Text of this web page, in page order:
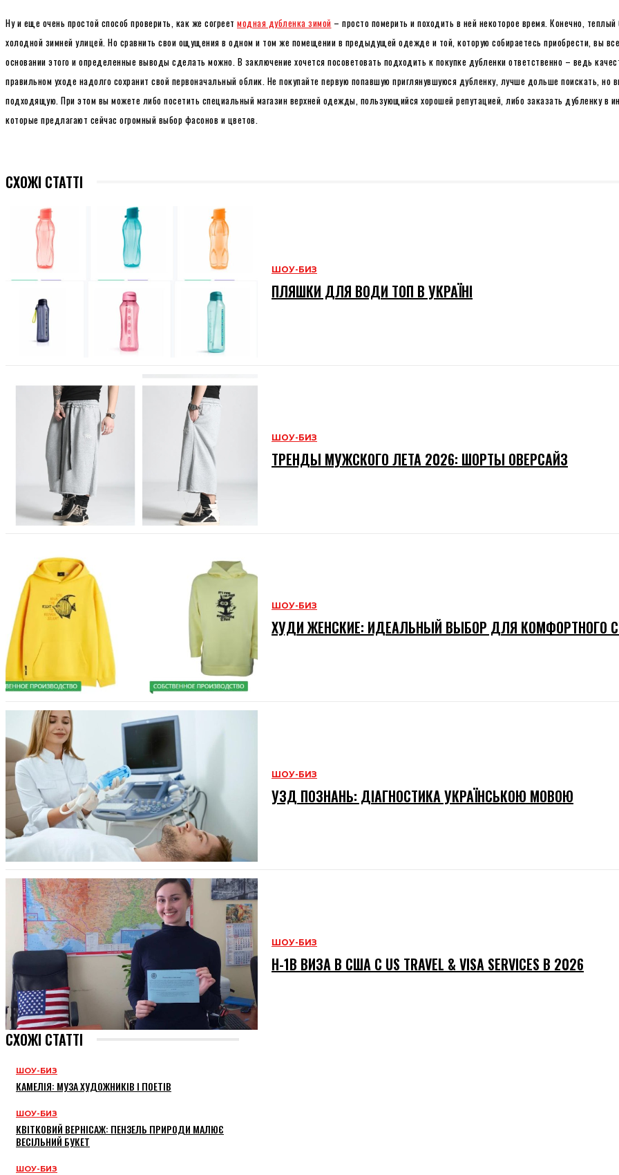
Ну и еще очень простой способ проверить, как же согреет модная дубленка зимой – просто померить и походить в ней некоторое время. Конечно, теплый
холодной зимней улицей. Но сравнить свои ощущения в одном и том же помещении в предыдущей одежде и той, которую собираетесь приобрести, вы
основании этого и определенные выводы сделать можно. В заключение хочется посоветовать подходить к покупке дубленки ответственно – ведь
правильном уходе надолго сохранит свой первоначальный облик. Не покупайте первую попавшую приглянувшуюся дубленку, лучше дольше поискать, но
подходящую. При этом вы можете либо посетить специальный магазин верхней одежды, пользующийся хорошей репутацией, либо заказать дубленку в
которые предлагают сейчас огромный выбор фасонов и цветов.
СХОЖІ СТАТТІ
ШОУ-БИЗ
ПЛЯШКИ ДЛЯ ВОДИ ТОП В УКРАЇНІ
ШОУ-БИЗ
ТРЕНДЫ МУЖСКОГО ЛЕТА 2026: ШОРТЫ ОВЕРСАЙЗ
ШОУ-БИЗ
ХУДИ ЖЕНСКИЕ: ИДЕАЛЬНЫЙ ВЫБОР ДЛЯ КОМФОРТНОГО
ШОУ-БИЗ
УЗД ПОЗНАНЬ: ДІАГНОСТИКА УКРАЇНСЬКОЮ МОВОЮ
ШОУ-БИЗ
H-1B ВИЗА В США С US TRAVEL & VISA SERVICES В 2026
СХОЖІ СТАТТІ
ШОУ-БИЗ
КАМЕЛІЯ: МУЗА ХУДОЖНИКІВ І ПОЕТІВ
ШОУ-БИЗ
КВІТКОВИЙ ВЕРНІСАЖ: ПЕНЗЕЛЬ ПРИРОДИ МАЛЮЄ
ВЕСІЛЬНИЙ БУКЕТ
ШОУ-БИЗ